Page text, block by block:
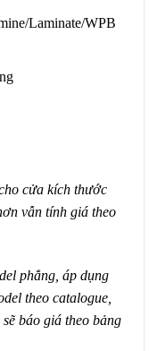
Laminate/WPB
cửa kích thước
vẫn tính giá theo
phẳng, áp dụng
theo catalogue,
báo giá theo bảng